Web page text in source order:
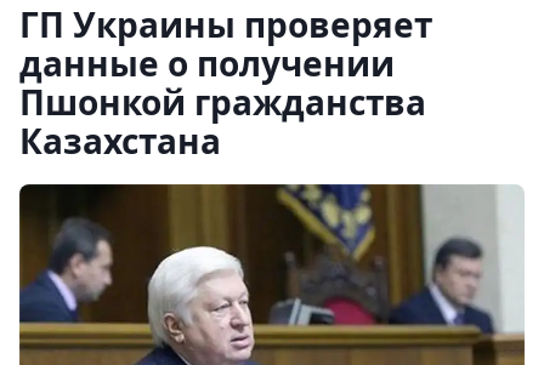
ГП Украины проверяет
данные о получении
Пшонкой гражданства
Казахстана